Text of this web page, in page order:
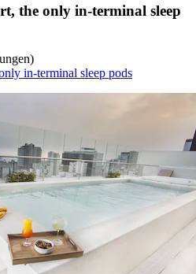
the only in-terminal sleep
in-terminal sleep pods